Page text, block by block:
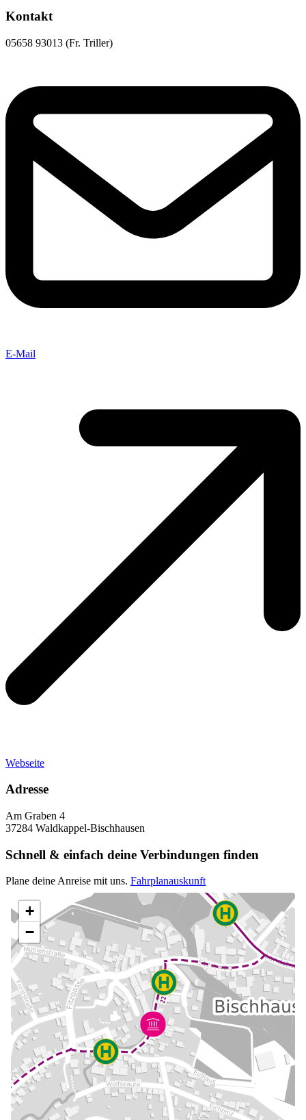
Kontakt
05658 93013 (Fr. Triller)
E-Mail
Webseite
Adresse
Am Graben 4
37284 Waldkappel-Bischhausen
Schnell & einfach deine Verbindungen finden
Plane deine Anreise mit uns. Fahrplanauskunft